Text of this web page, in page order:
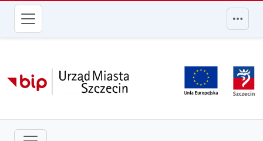
przejdź do głównego menu